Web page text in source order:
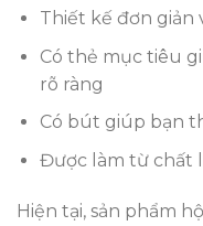
Thiết kế đơn giản
Có thẻ mục tiêu
rõ ràng
Có bút giúp bạn
Được làm từ chất
Hiện tại, sản phẩm